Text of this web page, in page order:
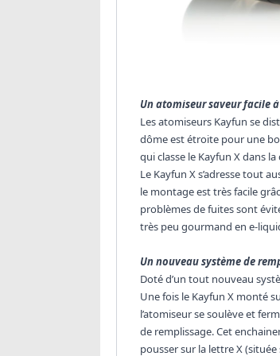
Référence dans la
sur le devant de la scène
nouveau système de
à vivre qui donne la part
Un atomiseur saveur facile
Les atomiseurs Kayfun se
dôme est étroite pour une
qui classe le Kayfun X dans
Le Kayfun X s’adresse tout
le montage est très facile
problèmes de fuites sont
très peu gourmand en e-
Un nouveau système de
Doté d’un tout nouveau
Une fois le Kayfun X monté
l’atomiseur se soulève et
de remplissage. Cet
pousser sur la lettre X